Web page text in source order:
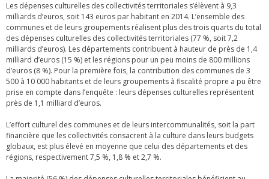
Les dépenses culturelles des collectivités territoriales s’élèvent à 9,3
milliards d’euros, soit 143 euros par habitant en 2014. L’ensemble des
communes et de leurs groupements réalisent plus des trois quarts du total
des dépenses culturelles des collectivités territoriales (77 %, soit 7,2
milliards d’euros). Les départements contribuent à hauteur de près de 1,4
milliard d’euros (15 %) et les régions pour un peu moins de 800 millions
d’euros (8 %). Pour la première fois, la contribution des communes de 3
500 à 10 000 habitants et de leurs groupements à fiscalité propre a pu être
prise en compte dans l’enquête : leurs dépenses culturelles représentent
près de 1,1 milliard d’euros.
L’effort culturel des communes et de leurs intercommunalités, soit la part
financière que les collectivités consacrent à la culture dans leurs budgets
globaux, est plus élevé en moyenne que celui des départements et des
régions, respectivement 7,5 %, 1,8 % et 2,7 %.